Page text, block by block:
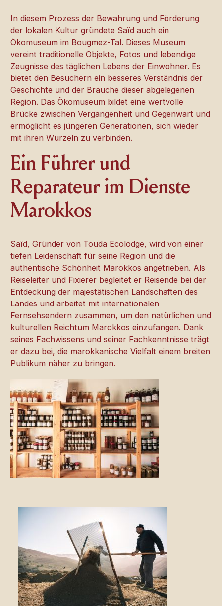
In diesem Prozess der Bewahrung und Förderung
der lokalen Kultur gründete Saïd auch ein
Ökomuseum im Bougmez-Tal. Dieses Museum
vereint traditionelle Objekte, Fotos und lebendige
Zeugnisse des täglichen Lebens der Einwohner. Es
bietet den Besuchern ein besseres Verständnis der
Geschichte und der Bräuche dieser abgelegenen
Region. Das Ökomuseum bildet eine wertvolle
Brücke zwischen Vergangenheit und Gegenwart und
ermöglicht es jüngeren Generationen, sich wieder
mit ihren Wurzeln zu verbinden.
Ein Führer und
Reparateur im Dienste
Marokkos
Saïd, Gründer von Touda Ecolodge, wird von einer
tiefen Leidenschaft für seine Region und die
authentische Schönheit Marokkos angetrieben. Als
Reiseleiter und Fixierer begleitet er Reisende bei der
Entdeckung der majestätischen Landschaften des
Landes und arbeitet mit internationalen
Fernsehsendern zusammen, um den natürlichen und
kulturellen Reichtum Marokkos einzufangen. Dank
seines Fachwissens und seiner Fachkenntnisse trägt
er dazu bei, die marokkanische Vielfalt einem breiten
Publikum näher zu bringen.